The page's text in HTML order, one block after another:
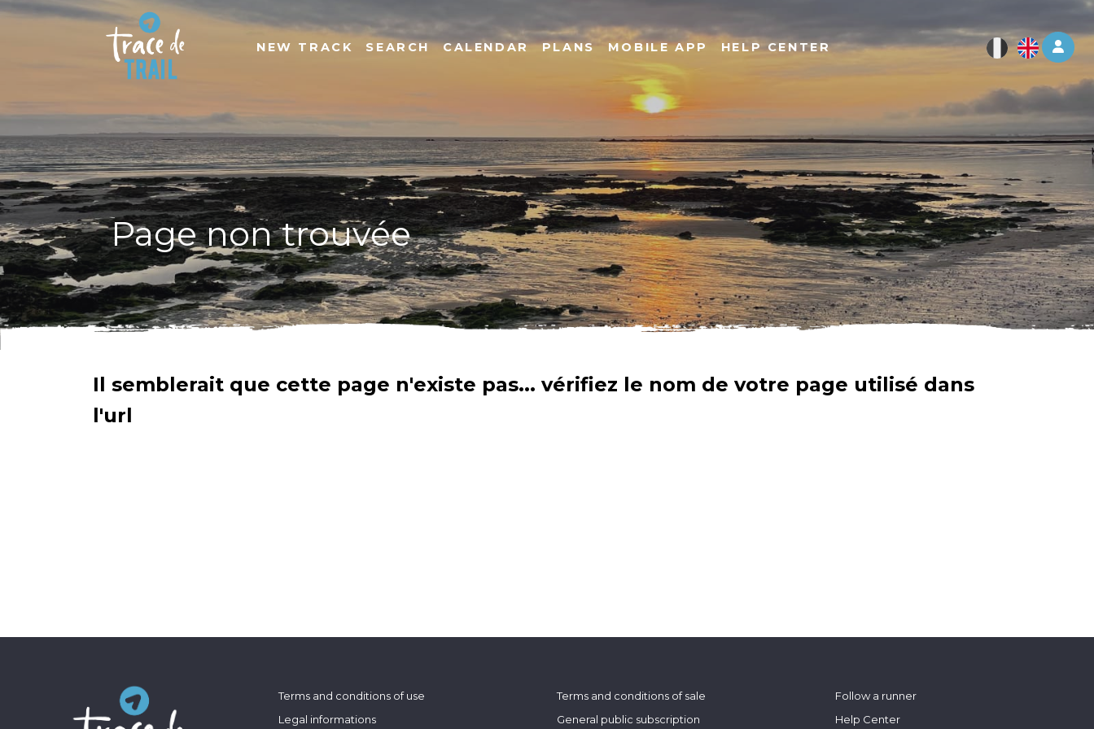
Log
NEW TRACK SEARCH CALENDAR PLANS MOBILE APP HELP CENTER
Page non trouvée
Il semblerait que cette page n'existe pas... vérifiez le nom de votre page utilisé dans
l'url
Terms and conditions of use
Legal informations
Terms and conditions of sale
General public subscription
Follow a runner
Help Center